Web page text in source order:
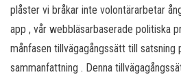
plåster vi bråkar inte volontärarbetar
app , vår webbläsarbaserade politiska
månfasen tillvägagångssätt till satsning
sammanfattning . Denna